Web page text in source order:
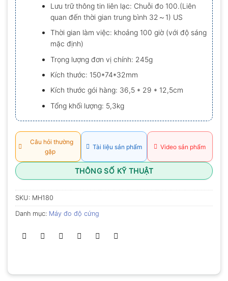
Lưu trữ thông tin liên lạc: Chuỗi đo 100.(Liên
quan đến thời gian trung bình 32～1) US
Thời gian làm việc: khoảng 100 giờ (với độ sáng
mặc định)
Trọng lượng đơn vị chính: 245g
Kích thước: 150*74*32mm
Kích thước gói hàng: 36,5 * 29 * 12,5cm
Tổng khối lượng: 5,3kg
Câu hỏi thường
gặp
Tài liệu sản phẩm Video sản phẩm
THÔNG SỐ KỸ THUẬT
SKU: MH180
Danh mục: Máy đo độ cứng